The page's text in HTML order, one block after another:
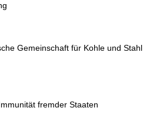
Gemeinschaft für Kohle und Stahl
fremder Staaten